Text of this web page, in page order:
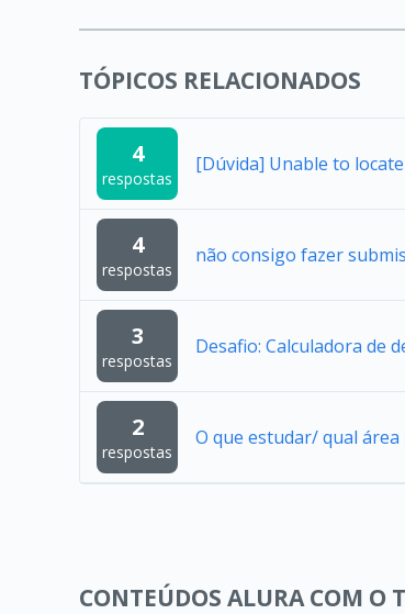
TÓPICOS RELACIONADOS
4
respostas
[Dúvida] Unable to
4
respostas
não consigo fazer
3
respostas
Desafio: Calculadora de
2
respostas
O que estudar/ qual
CONTEÚDOS ALURA COM O